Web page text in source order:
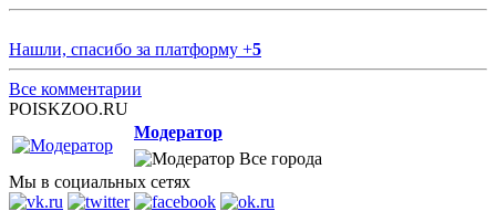
Нашли, спасибо за платформу +5
Все комментарии
POISKZOO.RU
Модератор
Все города
Мы в социальных сетях